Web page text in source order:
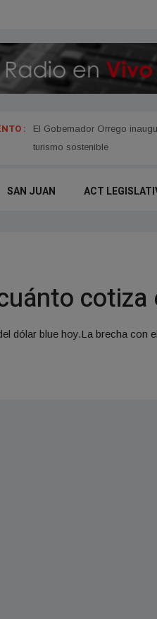
:
El Gobernador Orrego
turismo sostenible
SAN JUAN ACT
dólar blue hoy.La brecha con